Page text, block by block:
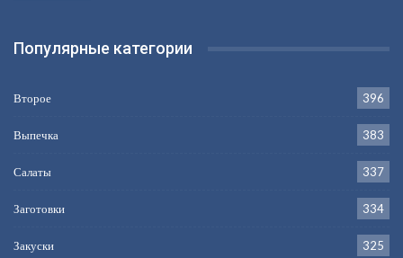
Популярные категории
Второе 396
Выпечка 383
Салаты 337
Заготовки 334
Закуски 325